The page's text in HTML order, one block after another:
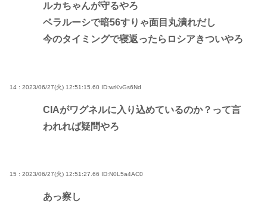
ルカちゃんが守るやろ
ベラルーシで暗56すりゃ面目丸潰れだし
今のタイミングで寝返ったらロシアきついやろ
14 : 2023/06/27(火) 12:51:15.60 ID:wrKvGs6Nd
CIAがワグネルに入り込めているのか？って言
われれば疑問やろ
15 : 2023/06/27(火) 12:51:27.66 ID:N0L5a4AC0
あっ察し